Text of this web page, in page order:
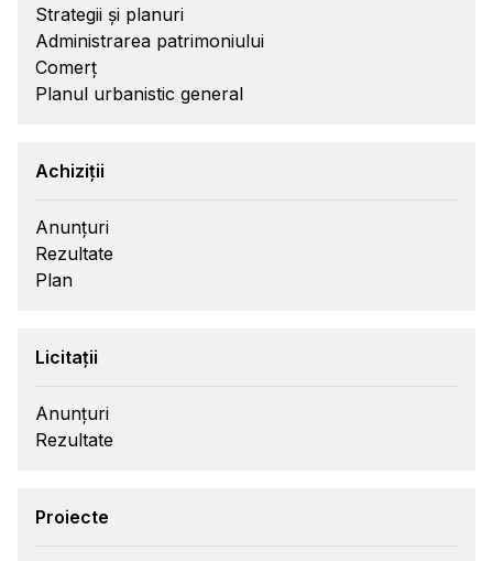
Strategii și planuri
Administrarea patrimoniului
Comerț
Planul urbanistic general
Achiziții
Anunțuri
Rezultate
Plan
Licitații
Anunțuri
Rezultate
Proiecte